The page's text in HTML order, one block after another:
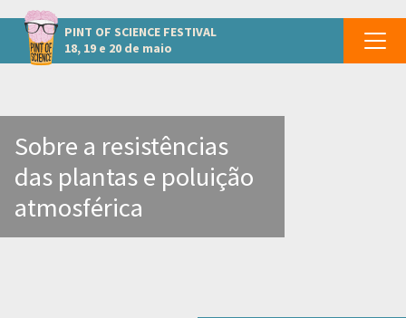
PINT OF SCIENCE FESTIVAL
18, 19 e 20 de maio
Outros eventos em Brejo Santo
Sobre a resistências
das plantas e poluição
atmosférica